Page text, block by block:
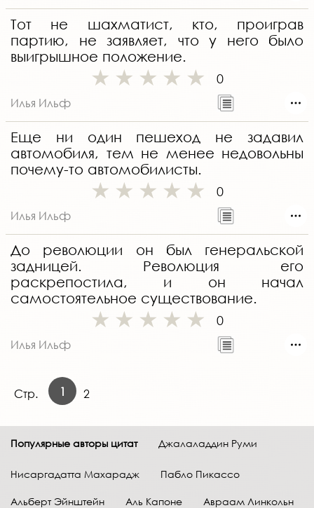
Тот не шахматист, кто, проиграв
партию, не заявляет, что у него было
выигрышное положение.
0
Илья Ильф
Еще ни один пешеход не задавил
автомобиля, тем не менее недовольны
почему-то автомобилисты.
0
Илья Ильф
До революции он был генеральской
задницей. Революция его
раскрепостила, и он начал
самостоятельное существование.
0
Илья Ильф
Стр. 1 2
Популярные авторы цитат Джалаладдин Руми
Нисаргадатта Махарадж Пабло Пикассо
Альберт Эйнштейн Аль Капоне Авраам Линкольн